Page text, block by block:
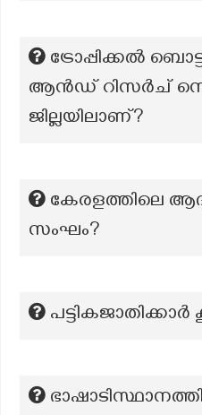
ട്രോപ്പിക്കൽ
ആൻഡ് റിസർച്
ജില്ലയിലാണ്?
കേരളത്തിലെ
സംഘം?